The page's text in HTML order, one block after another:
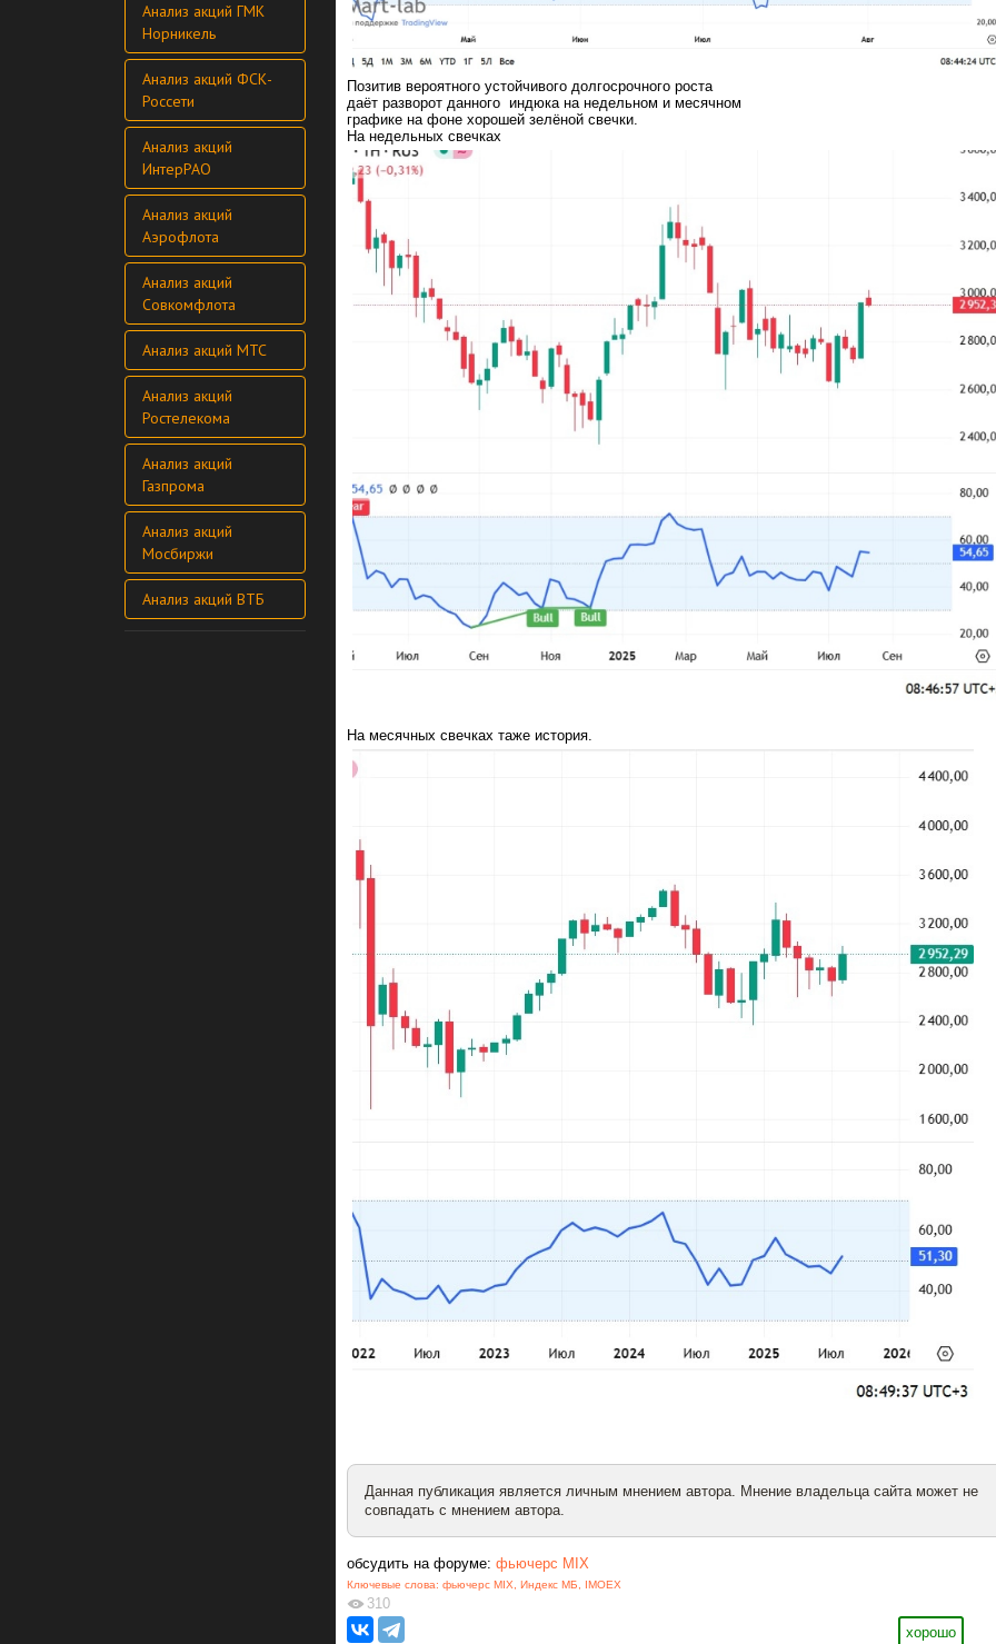
Анализ акций ГМК
Норникель
Анализ акций ФСК-
Россети
Анализ акций
ИнтерРАО
Анализ акций
Аэрофлота
Анализ акций
Совкомфлота
Анализ акций МТС
Анализ акций
Ростелекома
Анализ акций
Газпрома
Анализ акций
Мосбиржи
Анализ акций ВТБ
Позитив вероятного устойчивого долгосрочного роста
даёт разворот данного индюка на недельном и месячном
графике на фоне хорошей зелёной свечки.
На недельных свечках
На месячных свечках таже история.
Данная публикация является личным мнением автора. Мнение владельца сайта может не
совпадать с мнением автора.
обсудить на форуме: фьючерс MIX
Ключевые слова: фьючерс MIX, Индекс МБ, IMOEX
310
хорошо